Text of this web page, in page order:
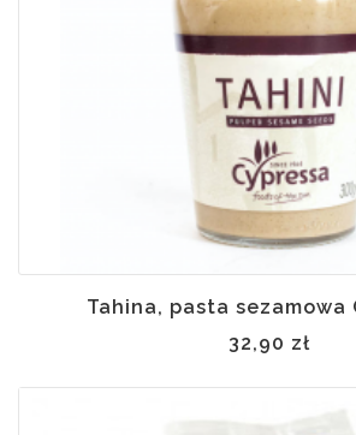
Tahina, pasta sezamowa
32,90 zł